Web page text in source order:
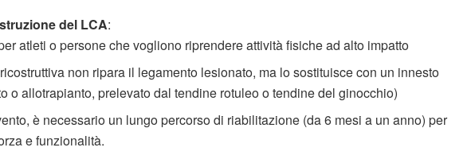
del LCA:
atleti o persone che vogliono riprendere attività fisiche ad alto impatto
non ripara il legamento lesionato, ma lo sostituisce con un innesto
o allotrapianto, prelevato dal tendine rotuleo o tendine del ginocchio)
è necessario un lungo percorso di riabilitazione (da 6 mesi a un anno) per
e funzionalità.